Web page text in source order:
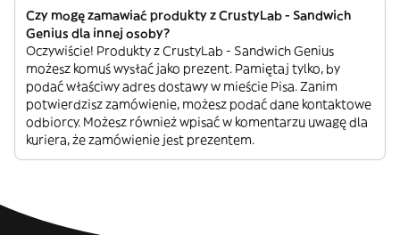
Czy mogę zamawiać produkty z CrustyLab - Sandwich
Genius dla innej osoby?
Oczywiście! Produkty z CrustyLab - Sandwich Genius
możesz komuś wysłać jako prezent. Pamiętaj tylko, by
podać właściwy adres dostawy w mieście Pisa. Zanim
potwierdzisz zamówienie, możesz podać dane kontaktowe
odbiorcy. Możesz również wpisać w komentarzu uwagę dla
kuriera, że zamówienie jest prezentem.